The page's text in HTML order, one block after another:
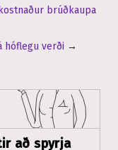
brúðkaupa
hóflegu verði →
að spyrja